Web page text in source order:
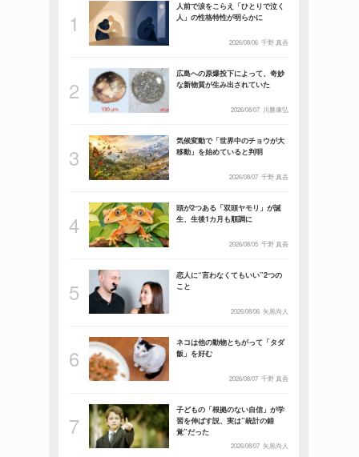
人前で涙をこらえ「ひとりで泣く
人」の性格特性が明らかに
2026/08/06 千野 真吾
広島への原爆投下によって、奇妙
な新物質が生み出されていた
2026/08/07 川勝康弘
気候変動で「世界中のチョウが大
移動」を始めていると判明
2026/08/07 千野 真吾
頭が2つある「双頭ヤモリ」が誕
生、生後1カ月も順調に
2026/08/05 千野 真吾
恋人に“言わなくてもいい”2つの
こと
2026/08/06 矢黒尚人
ネコは他の動物とちがって「タダ
飯」を好む
2026/08/07 千野 真吾
子どもの「根拠のない自信」が学
習を伸ばす説、実は”統計の錯
覚”だった
2026/08/07 矢黒尚人